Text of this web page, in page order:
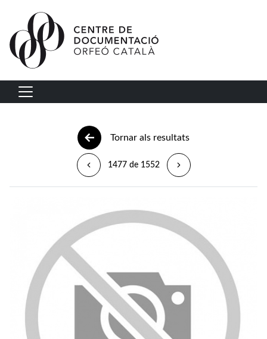
Vés al contingut
Navegació principal
Tornar als resultats
1477 de 1552